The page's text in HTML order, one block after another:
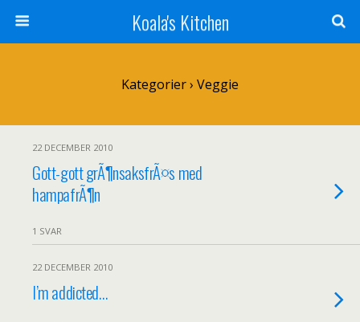
Koala's Kitchen
Kategorier › Veggie
22 DECEMBER 2010
Gott-gott grÃ¶nsaksfrÃ¤s med
hampafrÃ¶n
1 SVAR
22 DECEMBER 2010
I’m addicted…